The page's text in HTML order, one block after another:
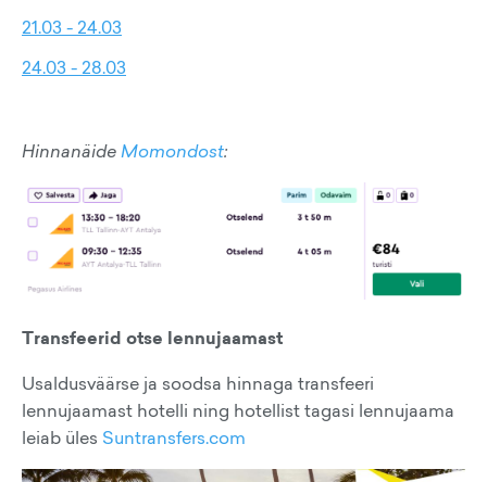
21.03 - 24.03
24.03 - 28.03
HinnanäideMomondost:
Transfeerid otse lennujaamast
Usaldusväärse ja soodsa hinnaga transfeeri
lennujaamast hotelli ning hotellist tagasi lennujaama
leiab üles Suntransfers.com